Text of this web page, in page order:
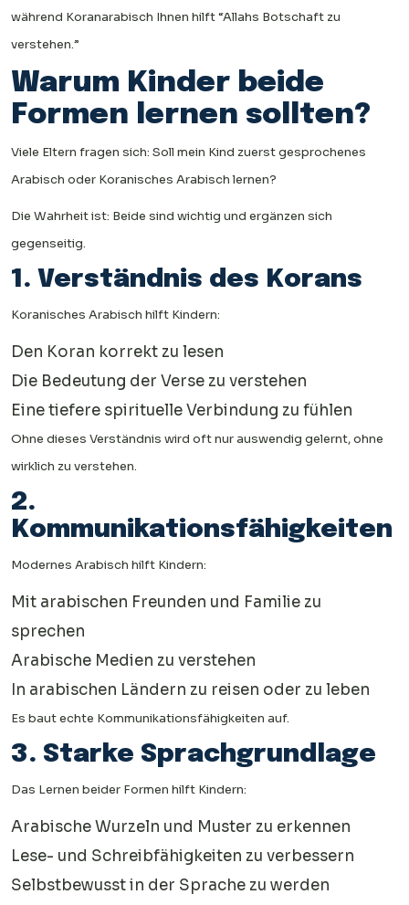
während Koranarabisch Ihnen hilft “Allahs Botschaft zu
verstehen.”
Warum Kinder beide
Formen lernen sollten?
Viele Eltern fragen sich: Soll mein Kind zuerst gesprochenes
Arabisch oder Koranisches Arabisch lernen?
Die Wahrheit ist: Beide sind wichtig und ergänzen sich
gegenseitig.
1. Verständnis des Korans
Koranisches Arabisch hilft Kindern:
Den Koran korrekt zu lesen
Die Bedeutung der Verse zu verstehen
Eine tiefere spirituelle Verbindung zu fühlen
Ohne dieses Verständnis wird oft nur auswendig gelernt, ohne
wirklich zu verstehen.
2.
Kommunikationsfähigkeiten
Modernes Arabisch hilft Kindern:
Mit arabischen Freunden und Familie zu
sprechen
Arabische Medien zu verstehen
In arabischen Ländern zu reisen oder zu leben
Es baut echte Kommunikationsfähigkeiten auf.
3. Starke Sprachgrundlage
Das Lernen beider Formen hilft Kindern:
Arabische Wurzeln und Muster zu erkennen
Lese- und Schreibfähigkeiten zu verbessern
Selbstbewusst in der Sprache zu werden